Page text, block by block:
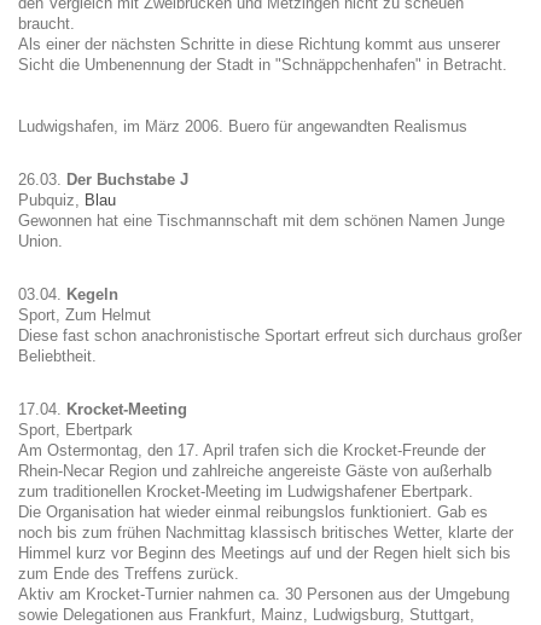
den Vergleich mit Zweibrücken und Metzingen nicht zu scheuen
braucht.
Als einer der nächsten Schritte in diese Richtung kommt aus unserer
Sicht die Umbenennung der Stadt in "Schnäppchenhafen" in Betracht.
Ludwigshafen, im März 2006. Buero für angewandten Realismus
26.03. Der Buchstabe J
Pubquiz, Blau
Gewonnen hat eine Tischmannschaft mit dem schönen Namen Junge
Union.
03.04. Kegeln
Sport, Zum Helmut
Diese fast schon anachronistische Sportart erfreut sich durchaus großer
Beliebtheit.
17.04. Krocket-Meeting
Sport, Ebertpark
Am Ostermontag, den 17. April trafen sich die Krocket-Freunde der
Rhein-Necar Region und zahlreiche angereiste Gäste von außerhalb
zum traditionellen Krocket-Meeting im Ludwigshafener Ebertpark.
Die Organisation hat wieder einmal reibungslos funktioniert. Gab es
noch bis zum frühen Nachmittag klassisch britisches Wetter, klarte der
Himmel kurz vor Beginn des Meetings auf und der Regen hielt sich bis
zum Ende des Treffens zurück.
Aktiv am Krocket-Turnier nahmen ca. 30 Personen aus der Umgebung
sowie Delegationen aus Frankfurt, Mainz, Ludwigsburg, Stuttgart,